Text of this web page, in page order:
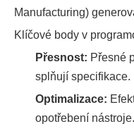
Manufacturing)
Klíčové body v
Přesnost: Přesné
splňují specifikace.
Optimalizace:
opotřebení nástroje.